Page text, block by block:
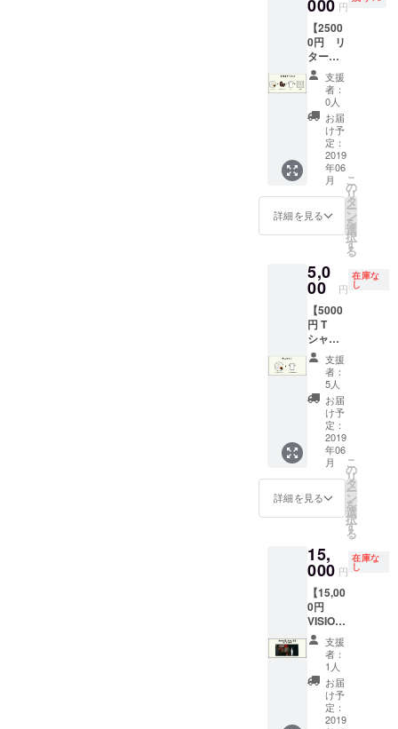
000 円
【2500
0円 リ
ターン
第一弾
オール
セッ
ト】 ●
ベー
シック
セット
・お礼
の感謝
状 ・オ
リジナ
ル和紙
ステッ
オリジ
ナルロ
ゴせん
べい(3
枚) ●
Sucre
オリジ
ナルブ
レンド
コー
ヒー
（100g
BONDS
HOUSE
オリジ
ナルT
※ご希望
サイ
ズ・ 色
を備考
欄に記
載して
いただ
きます
ようお
願いい
たしま
●BOND
支援
者：
0人
お届
け予
定：
2019
年06
月
詳細を見る
こ
の
リ
タ
ー
ン
を
選
択
す
る
5,0
00 円
在庫な
し
【5000
円 T
シャツ
セッ
ト】 ●
ベー
シック
セット
・お礼
の感謝
リジナ
ル和紙
ステッ
カー ・
オリジ
ゴせん
べい(3
枚)
●BOND
S
HOUSE
オリジ
ナルT
シャツ
※ご希望
の品の
サイ
ズ・ 色
支援
者：
5人
お届
け予
定：
2019
年06
月
詳細を見る
こ
の
リ
タ
ー
ン
を
選
択
す
る
15,
000 円
在庫な
し
【15,00
0円
VISION
セッ
ト】 ・
BONDS
HOUSE
のこれ
からに
ついて...
支援
者：
1人
お届
け予
定：
2019